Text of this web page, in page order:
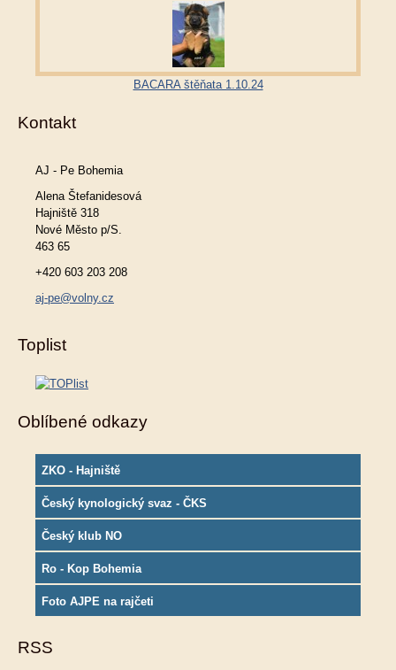
BACARA štěňata 1.10.24
Kontakt
AJ - Pe Bohemia
Alena Štefanidesová
Hajniště 318
Nové Město p/S.
463 65
+420 603 203 208
aj-pe@volny.cz
Toplist
Oblíbené odkazy
ZKO - Hajniště
Český kynologický svaz - ČKS
Český klub NO
Ro - Kop Bohemia
Foto AJPE na rajčeti
RSS